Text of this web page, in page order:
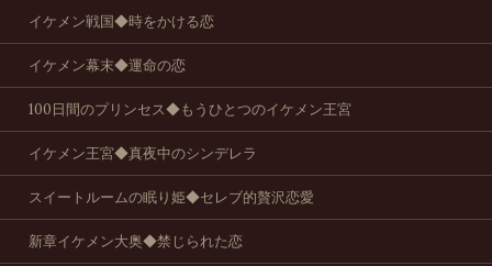
イケメン戦国◆時をかける恋
イケメン幕末◆運命の恋
100日間のプリンセス◆もうひとつのイケメン王宮
イケメン王宮◆真夜中のシンデレラ
スイートルームの眠り姫◆セレブ的贅沢恋愛
新章イケメン大奥◆禁じられた恋